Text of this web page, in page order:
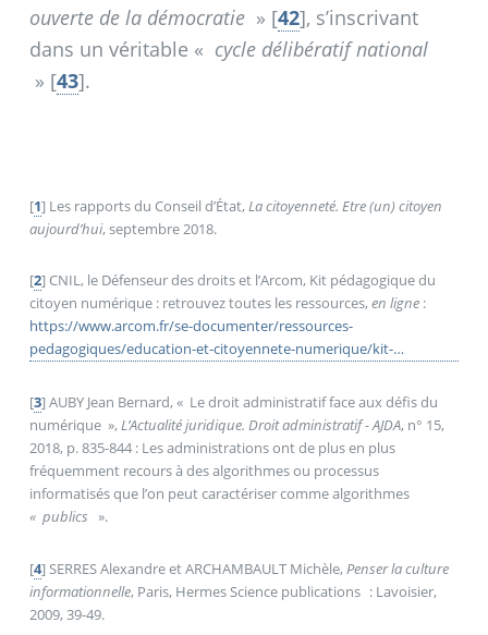
ouverte de la démocratie » [42], s’inscrivant
dans un véritable « cycle délibératif national
» [43].
[1] Les rapports du Conseil d’État, La citoyenneté. Etre (un) citoyen
aujourd’hui, septembre 2018.
[2] CNIL, le Défenseur des droits et l’Arcom, Kit pédagogique du
citoyen numérique : retrouvez toutes les ressources, en ligne:
https://www.arcom.fr/se-documenter/ressources-
pedagogiques/education-et-citoyennete-numerique/kit-
ressources# : :text=
[3]AUBY Jean Bernard, « Le droit administratif face aux défis du
numérique », L’Actualité juridique. Droit administratif - AJDA, n° 15,
2018, p. 835-844 : Les administrations ont de plus en plus
fréquemment recours à des algorithmes ou processus
informatisés que l’on peut caractériser comme algorithmes
« publics ».
[4] SERRES Alexandre et ARCHAMBAULT Michèle, Penser la culture
informationnelle, Paris, Hermes Science publications : Lavoisier,
2009, 39-49.